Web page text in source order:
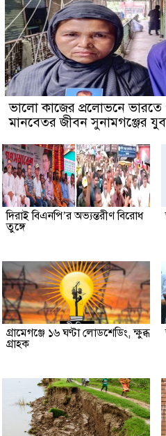
ভালো কাজের প্রলোভনে ভারতে
মানবেতর জীবন সুনামগঞ্জের
দিরাই বিএনপি’র অভ্যন্তরীণ বিরোধ
তুঙ্গে
গ্রামেগঞ্জে ১৬ ঘণ্টা লোডশেডিং, ক্ষুব্ধ
গ্রাহক